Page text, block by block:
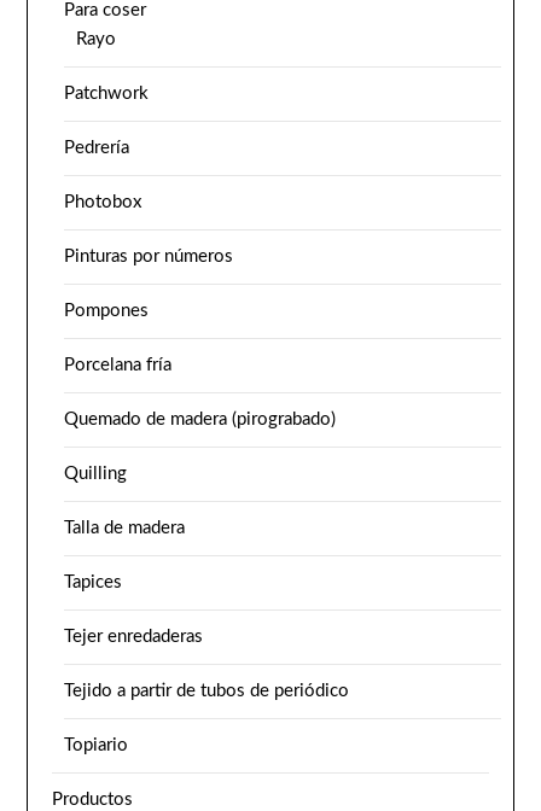
Para coser
Rayo
Patchwork
Pedrería
Photobox
Pinturas por números
Pompones
Porcelana fría
Quemado de madera (pirograbado)
Quilling
Talla de madera
Tapices
Tejer enredaderas
Tejido a partir de tubos de periódico
Topiario
Productos